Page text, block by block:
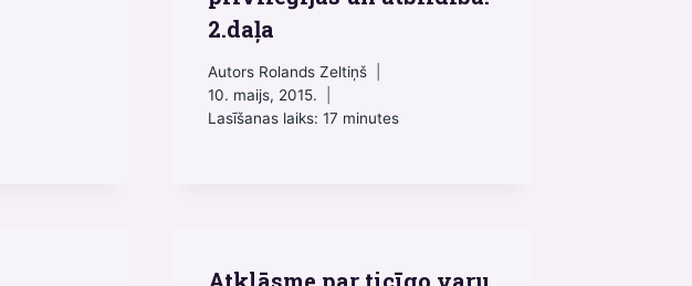
2.daļa
Autors Rolands Zeltiņš
10. maijs, 2015.
Lasīšanas laiks: 17 minutes